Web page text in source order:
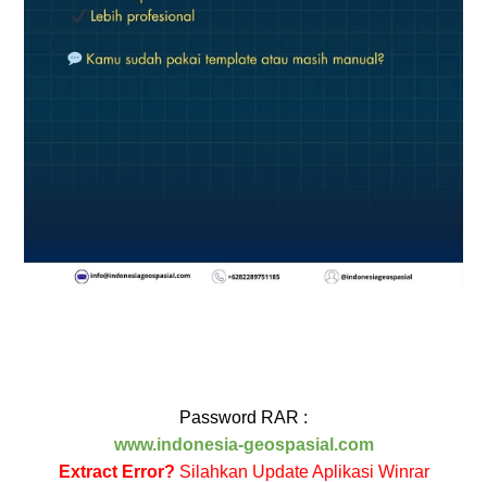
Password RAR :
www.indonesia-geospasial.com
Extract Error? Silahkan Update Aplikasi Winrar